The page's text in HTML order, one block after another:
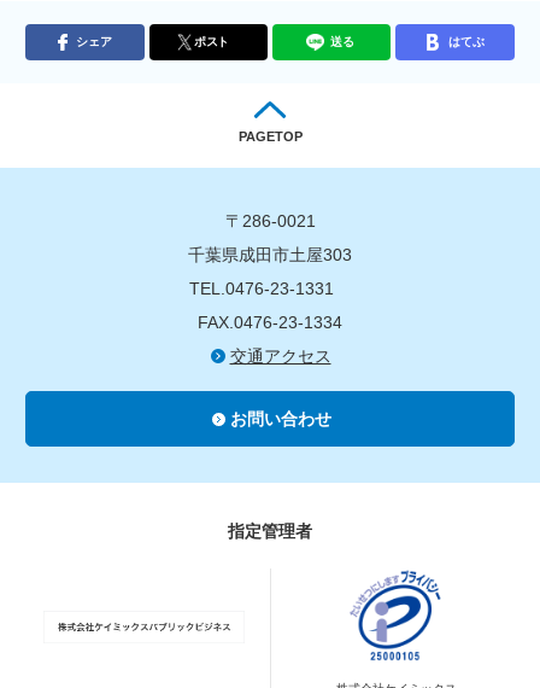
シェア ポスト 送る はてぶ
PAGETOP
〒286-0021
千葉県成田市土屋303
TEL.0476-23-1331
FAX.0476-23-1334
交通アクセス
お問い合わせ
指定管理者